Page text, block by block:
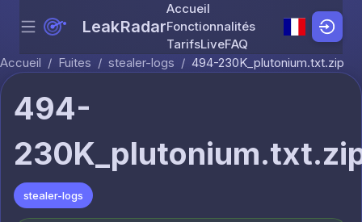
Skip to content
Menu LeakRadar
Accueil
Fonctionnalités
TarifsLiveFAQ
Accueil / Fuites / stealer-logs / 494-230K_plutonium.txt.zip
494-
stealer-logs